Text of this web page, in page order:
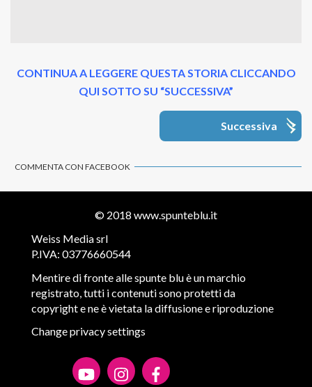
CONTINUA A LEGGERE QUESTA STORIA CLICCANDO
QUI SOTTO SU “SUCCESSIVA”
Successiva
COMMENTA CON FACEBOOK
© 2018 www.spunteblu.it
Weiss Media srl
P.IVA: 03776660544
Mentire di fronte alle spunte blu è un marchio
registrato, tutti i contenuti sono protetti da
copyright e ne è vietata la diffusione e riproduzione
Change privacy settings